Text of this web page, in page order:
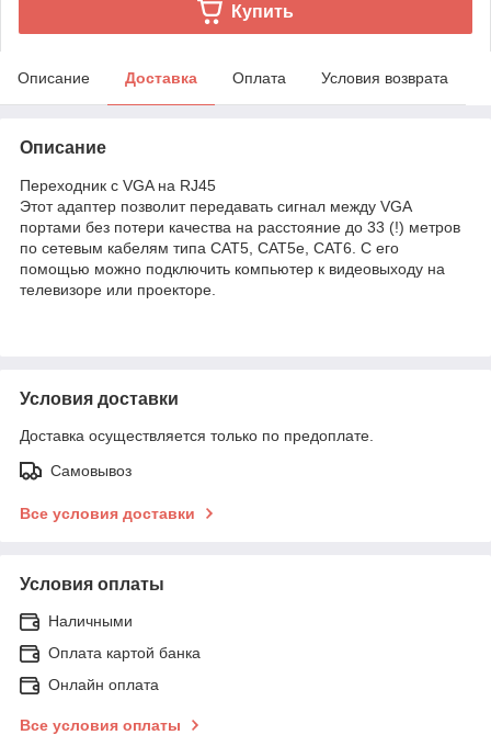
Купить
Описание Доставка Оплата Условия возврата
Описание
Переходник с VGA на RJ45
Этот адаптер позволит передавать сигнал между VGA
портами без потери качества на расстояние до 33 (!) метров
по сетевым кабелям типа CAT5, CAT5e, CAT6. С его
помощью можно подключить компьютер к видеовыходу на
телевизоре или проекторе.
Условия доставки
Доставка осуществляется только по предоплате.
Самовывоз
Все условия доставки
Условия оплаты
Наличными
Оплата картой банка
Онлайн оплата
Все условия оплаты